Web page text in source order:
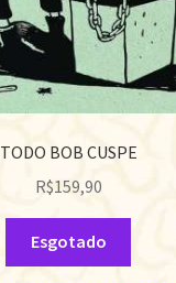
TODO BOB CUSPE
R$159,90
Esgotado